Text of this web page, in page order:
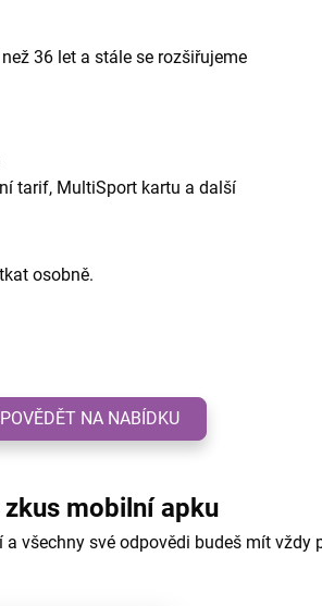
36 let a stále se rozšiřujeme
tarif, MultiSport kartu a další
osobně.
NA NABÍDKU
zkus mobilní apku
všechny své odpovědi budeš mít vždy